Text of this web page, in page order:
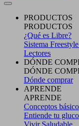
PRODUCTOS
PRODUCTOS
¿Qué es Libre?
Sistema
Lectores
DÓNDE
DÓNDE
Dónde comprar
APRENDE
APRENDE
Conceptos
Entiende tu
Vivir Saludable